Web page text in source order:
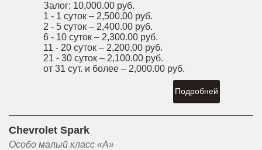
Залог: 10,000.00 руб.
1 - 1 суток – 2,500.00 руб.
2 - 5 суток – 2,400.00 руб.
6 - 10 суток – 2,300.00 руб.
11 - 20 суток – 2,200.00 руб.
21 - 30 суток – 2,100.00 руб.
от 31 сут. и более – 2,000.00 руб.
Подробней
Chevrolet Spark
Особо малый класс «A»